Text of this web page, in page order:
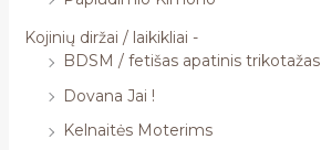
Kojinių diržai / laikikliai -
BDSM / fetišas apatinis trikotažas
Dovana Jai !
Kelnaitės Moterims